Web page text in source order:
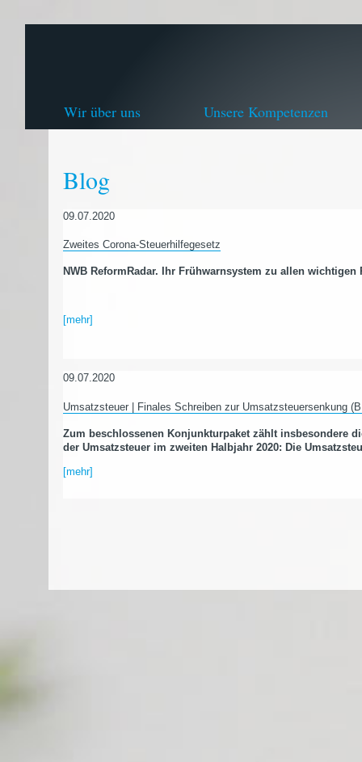
Wir über uns Unsere Kompetenzen
Blog
09.07.2020
Zweites Corona-Steuerhilfegesetz
NWB ReformRadar. Ihr Frühwarnsystem zu allen wichtigen
[mehr]
09.07.2020
Umsatzsteuer | Finales Schreiben zur Umsatzsteuersenkung
Zum beschlossenen Konjunkturpaket zählt insbesondere
der Umsatzsteuer im zweiten Halbjahr 2020: Die
[mehr]